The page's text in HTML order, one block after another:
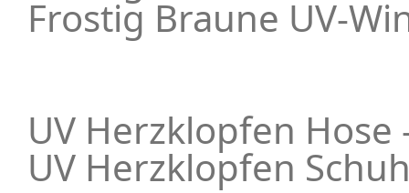
Frostig Braune UV-
UV Herzklopfen Hose
UV Herzklopfen